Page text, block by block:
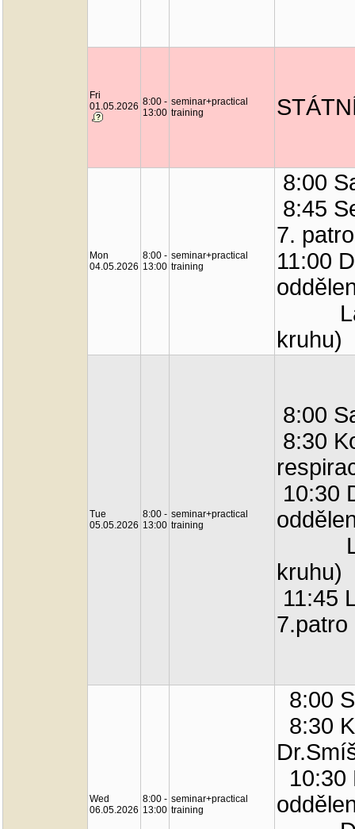
Fri
01.05.2026 8:00 -
13:00
seminar+practical
training
Mon
04.05.2026
8:00 -
13:00
seminar+practical
training
8:00
8:45
7. patro
11:00
kruhu)
Tue
05.05.2026
8:00 -
13:00
seminar+practical
training
8:00
8:30
10:30
kruhu)
11:45
7.patro
Wed
06.05.2026
8:00 -
13:00
seminar+practical
training
8:00
8:30
10:30